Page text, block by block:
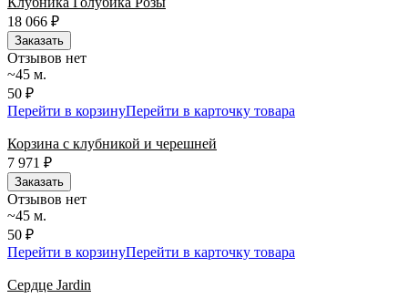
18 066 ₽
Заказать
Отзывов нет
~45 м.
50 ₽
Перейти в корзинуПерейти в карточку товара
Корзина с клубникой и черешней
7 971
₽
Заказать
Отзывов нет
~45 м.
50 ₽
Перейти в корзинуПерейти в карточку товара
Сердце Jardin